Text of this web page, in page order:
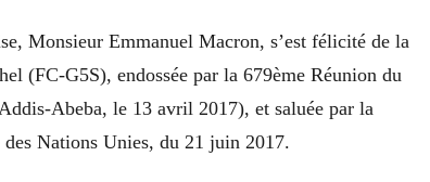
Monsieur Emmanuel Macron, s’est félicité de la
(FC-G5S), endossée par la 679ème Réunion du
Abeba, le 13 avril 2017), et saluée par la
Nations Unies, du 21 juin 2017.